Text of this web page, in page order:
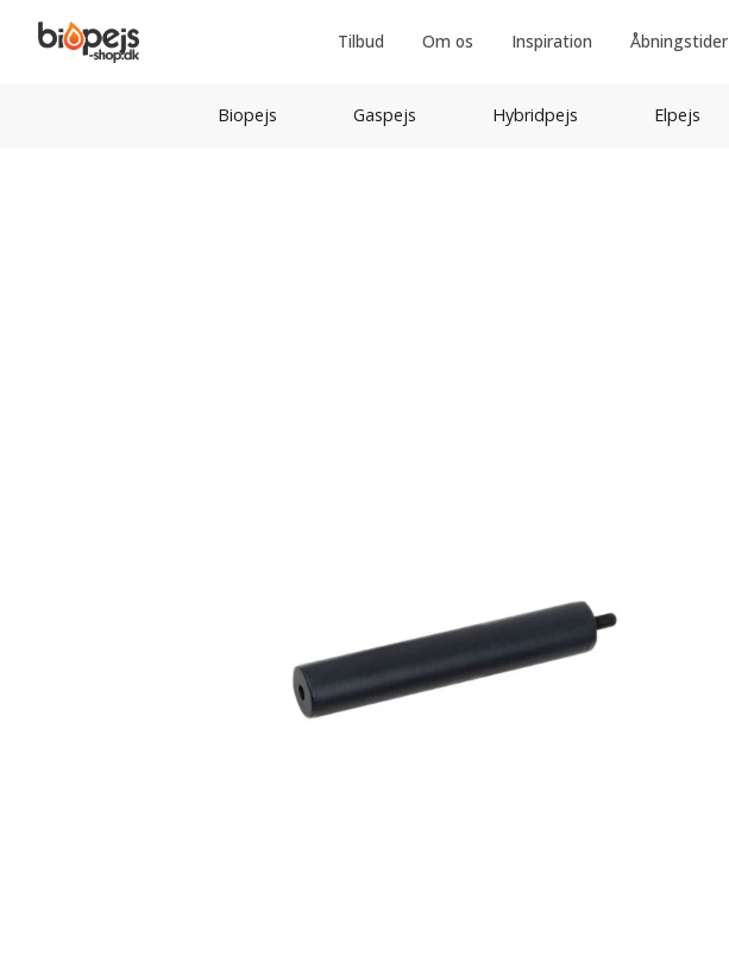
Tilbud Om os Inspiration Åbningstider
Biopejs Gaspejs Hybridpejs Elpejs